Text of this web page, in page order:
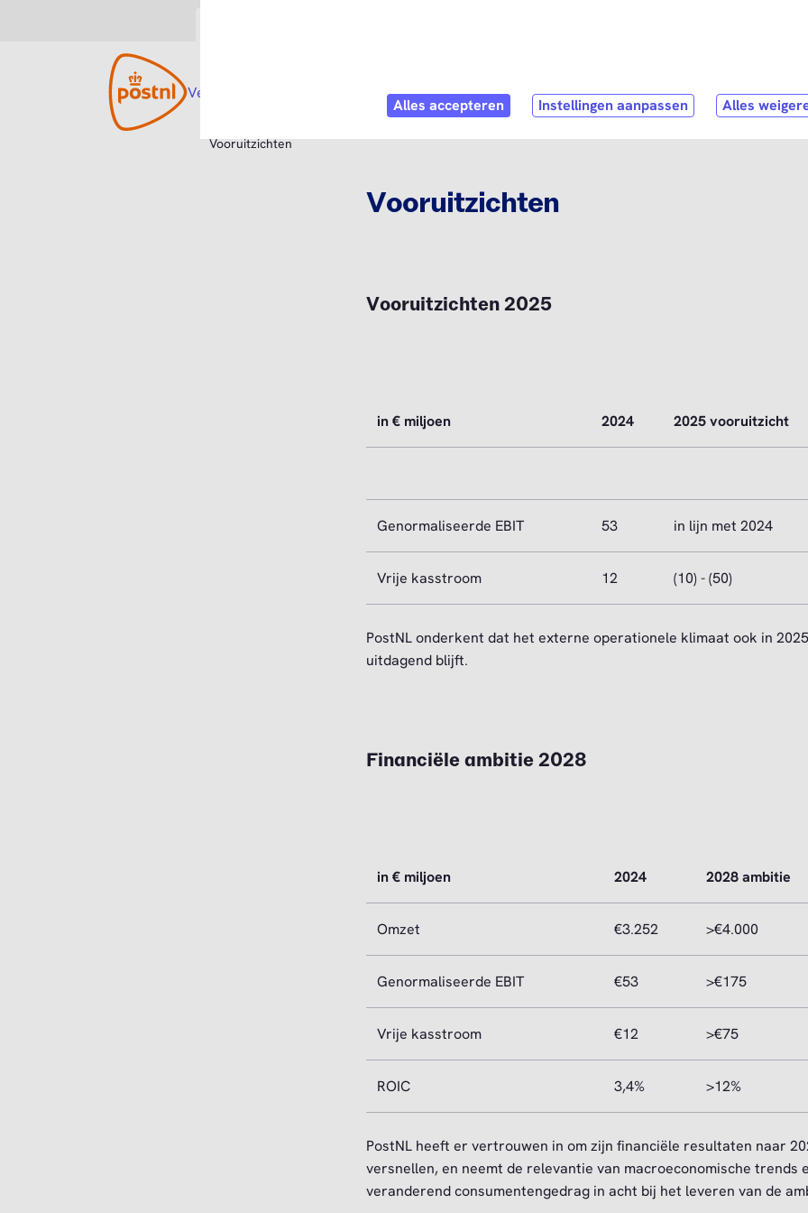
Versturen Open submenu
WebshopOpen submenu
Service & Contact
Vooruitzichten
Vooruitzichten
Vooruitzichten 2025
in € miljoen 2024 2025 vooruitzicht
Genormaliseerde EBIT 53 in lijn met 2024
Vrije kasstroom 12 (10) - (50)
PostNL onderkent dat het externe operationele klimaat ook in 2025
uitdagend blijft.
Financiële ambitie 2028
in € miljoen 2024 2028 ambitie
Omzet €3.252 >€4.000
Genormaliseerde EBIT €53 >€175
Vrije kasstroom €12 >€75
ROIC 3,4% >12%
PostNL heeft er vertrouwen in om zijn financiële resultaten naar
versnellen, en neemt de relevantie van macroeconomische trends
veranderend consumentengedrag in acht bij het leveren van de